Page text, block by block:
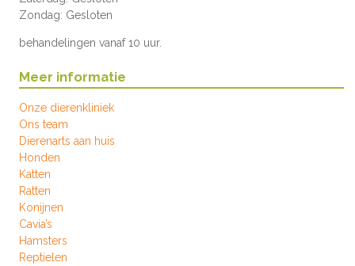
Zondag: Gesloten
behandelingen vanaf 10 uur.
Meer informatie
Onze dierenkliniek
Ons team
Dierenarts aan huis
Honden
Katten
Ratten
Konijnen
Cavia’s
Hamsters
Reptielen